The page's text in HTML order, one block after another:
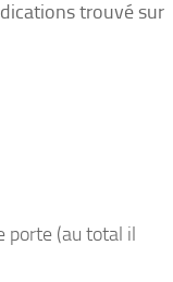
trouvé sur
porte (au total il